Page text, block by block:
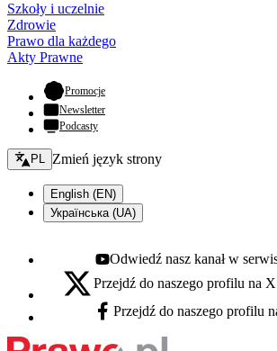
Szkoły i uczelnie
Zdrowie
Prawo dla każdego
Akty Prawne
Promocje- otwiera się w nowej karcie
Newsletter
Podcasty
Zmień język - bieżący:
PL Zmień język strony
English (EN)
Українська (UA)
Youtube - otwiera się w nowej karcie
Odwiedź nasz kanał w
X - otwiera się w nowej karcie
Przejdź do naszego profilu na
Facebook - otwiera się w nowej karcie
Przejdź do naszego profilu